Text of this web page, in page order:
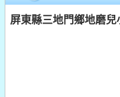
屏東縣三地門鄉地磨